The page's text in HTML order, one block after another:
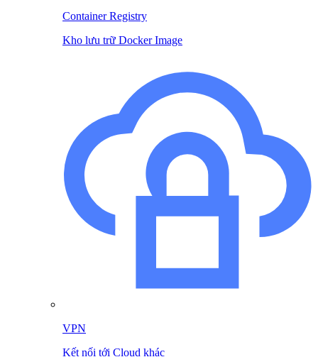
Container Registry
Kho lưu trữ Docker Image
VPN
Kết nối tới Cloud khác